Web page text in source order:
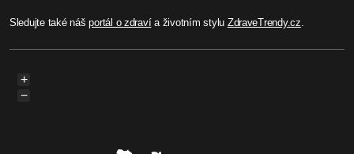
Sledujte také nášportál o zdravía životním stylu ZdraveTrendy.cz
+
−